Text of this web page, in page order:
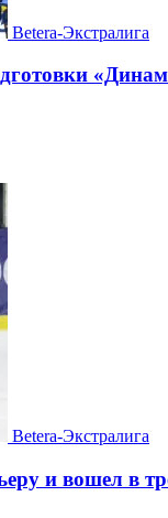
Betera-Экстралига
Betera-Экстралига
и вошел в